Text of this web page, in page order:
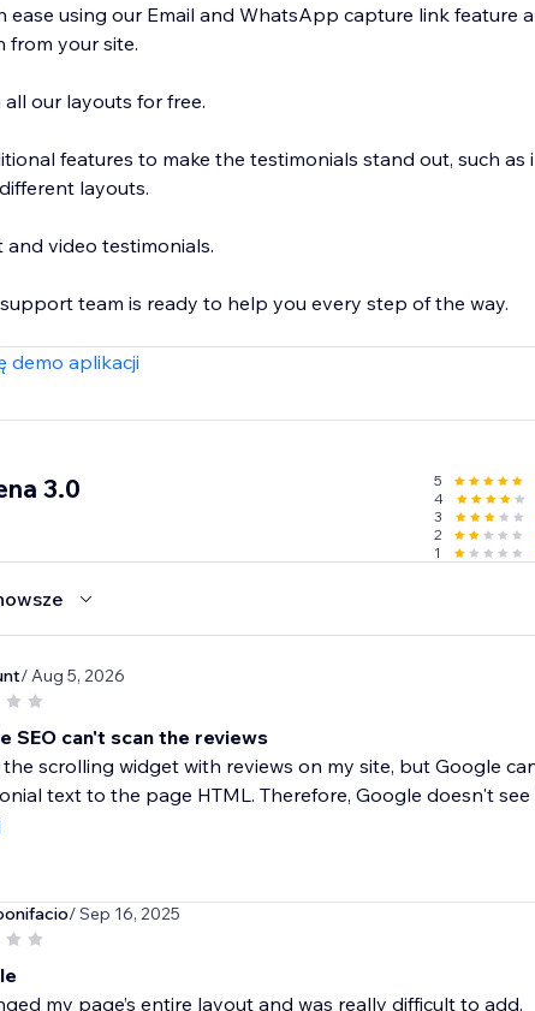
ease using our Email and WhatsApp capture link feature
from your site.
our layouts for free.
features to make the testimonials stand out, such as
layouts.
video testimonials.
team is ready to help you every step of the way.
contact us to see how we can help you support multiple
demo aplikacji
3.0 5
4
3
2
1
/ Aug 5, 2026
SEO can't scan the reviews
the scrolling widget with reviews on my site, but Google
text to the page HTML. Therefore, Google doesn't see
/ Sep 16, 2025
my page’s entire layout and was really difficult to add.